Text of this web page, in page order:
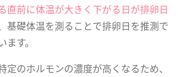
直前に体温が大きく下がる日が排卵日
基礎体温を測ることで排卵日を推測で
す。
定のホルモンの濃度が高くなるため、